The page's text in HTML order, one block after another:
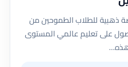
ذهبية للطلاب الطموحين من
على تعليم عالمي المستوى